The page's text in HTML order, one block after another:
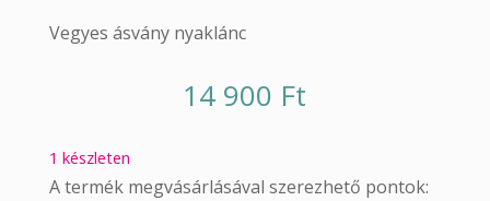
Vegyes ásvány nyaklánc
14 900 Ft
1 készleten
A termék megvásárlásával szerezhető pontok: